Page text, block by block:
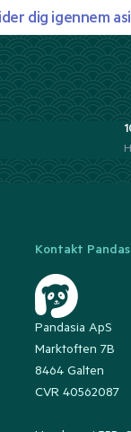
dig igennem
Kontakt
Pandasia ApS
Marktoften 7B
8464 Galten
CVR 40562087